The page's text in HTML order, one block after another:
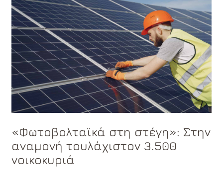
«Φωτοβολταϊκά στη στέγη»: Στην
αναμονή τουλάχιστον 3.500
νοικοκυριά